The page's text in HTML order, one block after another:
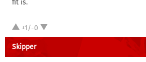
fit is.
+1/-0
Skipper